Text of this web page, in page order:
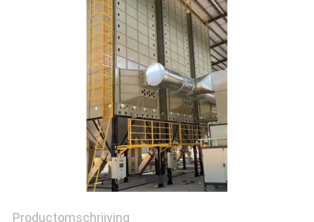
PRIVACYBELEID
Productomschrijving